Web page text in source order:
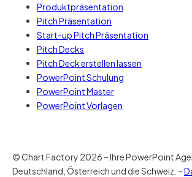
Produktpräsentation
Pitch Präsentation
Start-up Pitch Präsentation
Pitch Decks
Pitch Deck erstellen lassen
PowerPoint Schulung
PowerPoint Master
PowerPoint Vorlagen
© Chart Factory 2026 – Ihre PowerPoint
Deutschland, Österreich und die Schweiz. –